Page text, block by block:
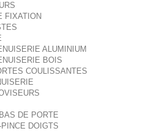
FIXATION
ALUMINIUM
BOIS
COULISSANTES
DE PORTE
DOIGTS